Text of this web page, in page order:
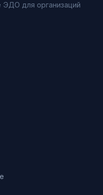
для организаций